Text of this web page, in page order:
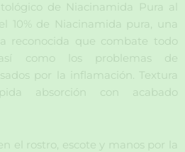
de Niacinamida Pura al
10% de Niacinamida pura, una
reconocida que combate todo
como los problemas de
por la inflamación. Textura
absorción con acabado
el rostro, escote y manos por la